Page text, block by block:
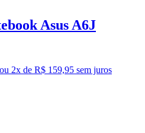
Asus A6J
ou 2x de R$ 159,95 sem juros